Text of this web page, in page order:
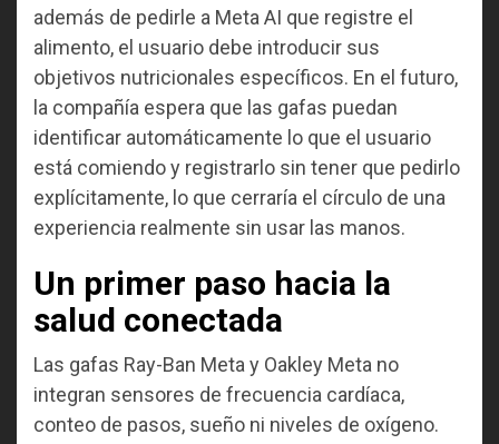
además de pedirle a Meta AI que registre el
alimento, el usuario debe introducir sus
objetivos nutricionales específicos. En el futuro,
la compañía espera que las gafas puedan
identificar automáticamente lo que el usuario
está comiendo y registrarlo sin tener que pedirlo
explícitamente, lo que cerraría el círculo de una
experiencia realmente sin usar las manos.
Un primer paso hacia la
salud conectada
Las gafas Ray-Ban Meta y Oakley Meta no
integran sensores de frecuencia cardíaca,
conteo de pasos, sueño ni niveles de oxígeno.